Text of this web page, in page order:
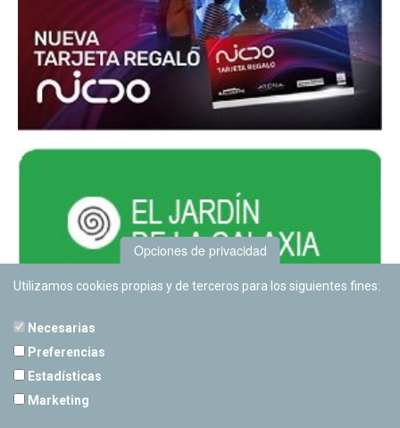
Opciones de privacidad
Utilizamos cookies propias y de terceros para los siguientes fines:
Necesarias
Preferencias
Estadísticas
Marketing